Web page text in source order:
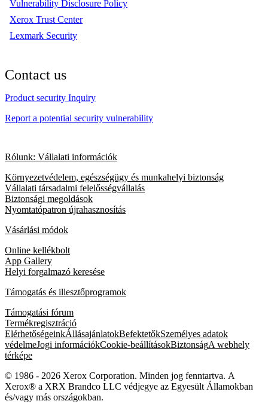
Vulnerability Disclosure Policy
Xerox Trust Center
Lexmark Security
Contact us
Product security Inquiry
Report a potential security vulnerability
Rólunk: Vállalati információk
Környezetvédelem, egészségügy és munkahelyi biztonság
Vállalati társadalmi felelősségvállalás
Biztonsági megoldások
Nyomtatópatron újrahasznosítás
Vásárlási módok
Online kellékbolt
App Gallery
Helyi forgalmazó keresése
Támogatás és illesztőprogramok
Támogatási fórum
Termékregisztráció
ElérhetőségeinkÁllásajánlatokBefektetőkSzemélyes adatok
védelmeJogi információkCookie-beállításokBiztonságA webhely
térképe
© 1986 - 2026 Xerox Corporation. Minden jog fenntartva. A
Xerox® a XRX Brandco LLC védjegye az Egyesült Államokban
és/vagy más országokban.